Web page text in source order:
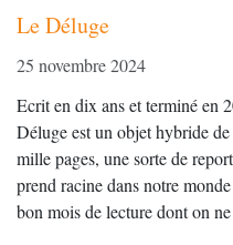
Le Déluge
25 novembre 2024
Ecrit en dix ans et terminé en
Déluge est un objet hybride
mille pages, une sorte de
prend racine dans notre
bon mois de lecture dont on